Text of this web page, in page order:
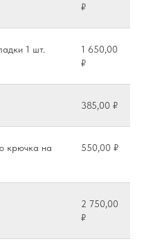
₽
1 шт.
1 650,00
₽
385,00 ₽
крючка на
550,00 ₽
2 750,00
₽